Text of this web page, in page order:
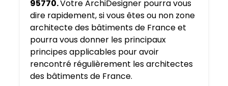
95770.Votre ArchiDesigner pourra vous
dire rapidement, si vous êtes ou non zone
architecte des bâtiments de France et
pourra vous donner les principaux
principes applicables pour avoir
rencontré régulièrement les architectes
des bâtiments de France.